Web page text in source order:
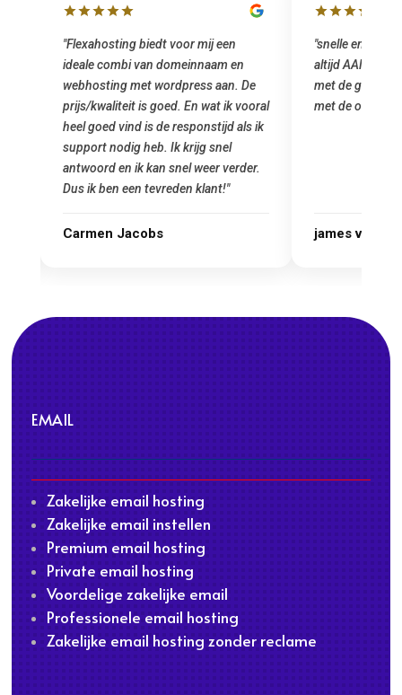
"Flexahosting biedt voor mij een
ideale combi van domeinnaam en
webhosting met wordpress aan. De
prijs/kwaliteit is goed. En wat ik vooral
heel goed vind is de responstijd als ik
support nodig heb. Ik krijg snel
antwoord en ik kan snel weer verder.
Dus ik ben een tevreden klant!"
Carmen Jacobs
"snelle en
altijd AAN (:
met de grote
met de
james van
EMAIL
Zakelijke email hosting
Zakelijke email instellen
Premium email hosting
Private email hosting
Voordelige zakelijke email
Professionele email hosting
Zakelijke email hosting zonder reclame